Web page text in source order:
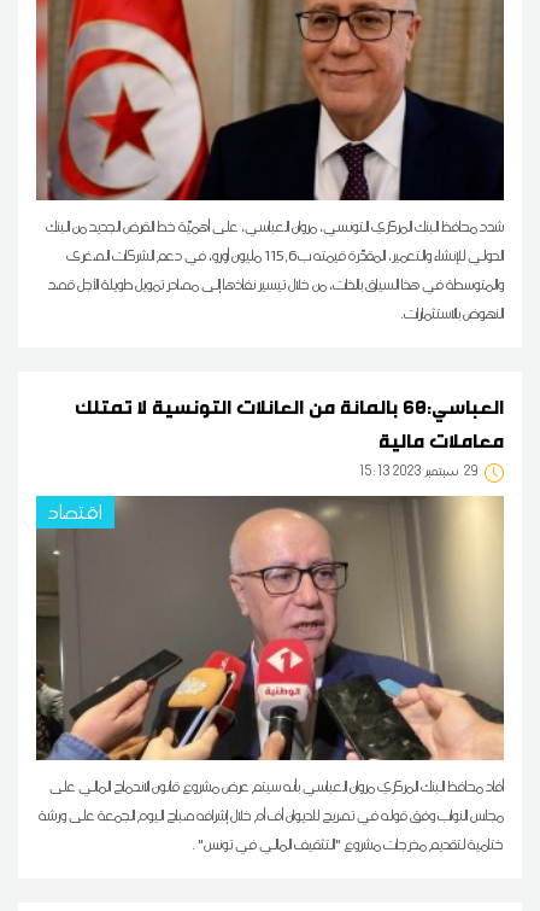
شدد محافظ البنك المركزي التونسي، مروان العباسي، على أهميّة خط القرض الجديد من البنك
الدولي للإنشاء والتعمير، المقدّرة قيمته ب115,6 مليون أورو، في دعم الشركات الصغرى
والمتوسطة في هذا السياق بالذات، من خلال تيسير نفاذها إلى مصادر تمويل طويلة الأجل قصد
النهوض بالاستثمارات.
العباسي:60 بالمائة من العائلات التونسية لا تمتلك
معاملات مالية
29 15:13 2023 سبتمبر
اقتصاد
أفاد محافظ البنك المركزي مروان العباسي بأنه سيتم عرض مشروع قانون الاندماج المالي على
مجلس النواب وفق قوله في تصريح للديوان أف أم خلال إشرافه صباح اليوم الجمعة على ورشة
ختامية لتقديم مخرجات مشروع "التثقيف المالي في تونس" .